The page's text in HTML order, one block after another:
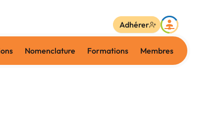
Nomenclature Formations Membres
Adhérer